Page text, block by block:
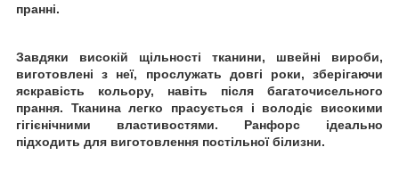
пранні.
Завдяки високій щільності тканини, швейні вироби,
виготовлені з неї, прослужать довгі роки, зберігаючи
яскравість кольору, навіть після багаточисельного
прання. Тканина легко прасується і володіє високими
гігієнічними властивостями. Ранфорс ідеально
підходить для виготовлення постільної білизни.